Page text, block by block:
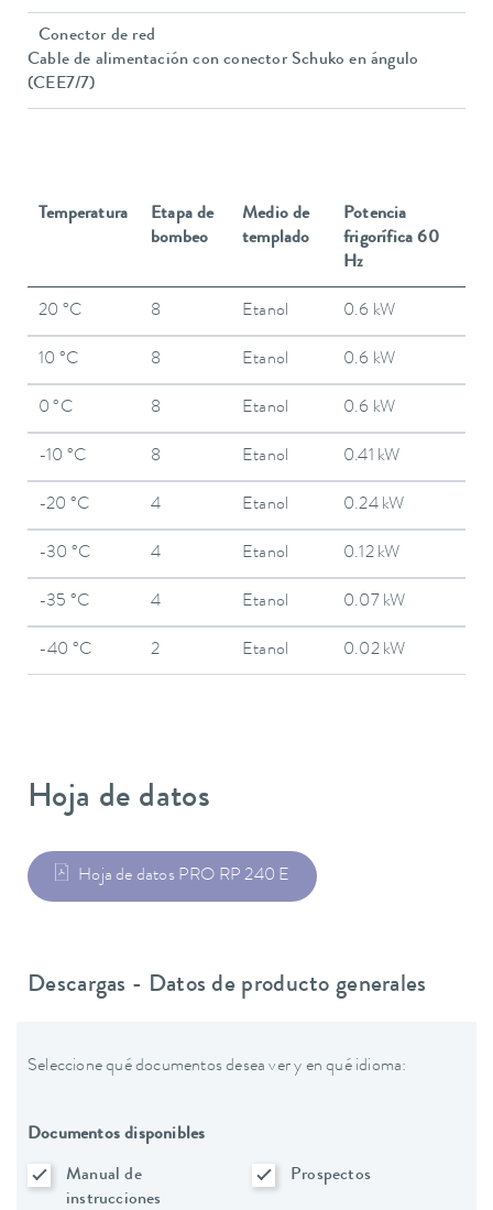
Conector de red
Cable de alimentación con conector Schuko en ángulo
(CEE7/7)
Temperatura
Etapa de
bombeo
Medio de
templado
Potencia
frigorífica 60
Hz
20 °C 8 Etanol 0.6 kW
10 °C 8 Etanol 0.6 kW
0 °C 8 Etanol 0.6 kW
-10 °C 8 Etanol 0.41 kW
-20 °C 4 Etanol 0.24 kW
-30 °C 4 Etanol 0.12 kW
-35 °C 4 Etanol 0.07 kW
-40 °C 2 Etanol 0.02 kW
Hoja de datos
Hoja de datos PRO RP 240 E
Descargas - Datos de producto generales
Seleccione qué documentos desea ver y en qué idioma:
Documentos disponibles
Manual de
instrucciones
Prospectos